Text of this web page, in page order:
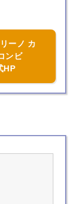
ーノ カ
ンビ
HP